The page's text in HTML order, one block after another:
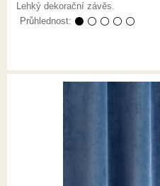
Lehký dekorační závěs.
Průhlednost: ⚫ ⚪ ⚪ ⚪ ⚪